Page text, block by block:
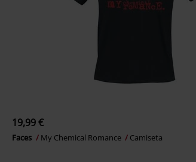
19,99 €
Faces My Chemical Romance Camiseta